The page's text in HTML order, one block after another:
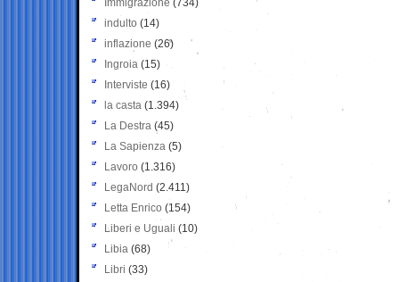
Immigrazione (734)
indulto (14)
inflazione (26)
Ingroia (15)
Interviste (16)
la casta (1.394)
La Destra (45)
La Sapienza (5)
Lavoro (1.316)
LegaNord (2.411)
Letta Enrico (154)
Liberi e Uguali (10)
Libia (68)
Libri (33)